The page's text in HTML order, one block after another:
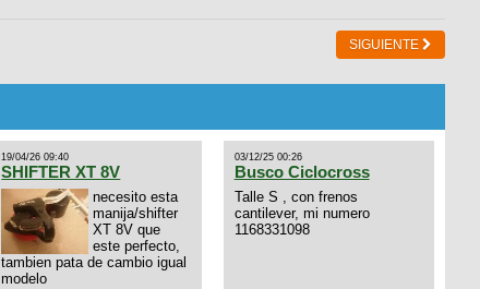
SIGUIENTE
19/04/26 09:40
SHIFTER XT 8V
necesito esta
manija/shifter
XT 8V que
este perfecto,
tambien pata de cambio igual
modelo
03/12/25 00:26
Busco Ciclocross
Talle S , con frenos
cantilever, mi numero
1168331098